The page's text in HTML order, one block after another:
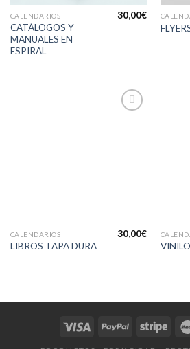
CALENDARIOS
CATÁLOGOS Y
MANUALES EN
ESPIRAL
30,00€
CALENDARIOS
LIBROS TAPA DURA
30,00€